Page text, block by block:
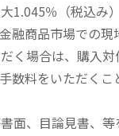
1.045％（税込
融商品市場での
く場合は、購入
数料をいただく
面、目論見書、等